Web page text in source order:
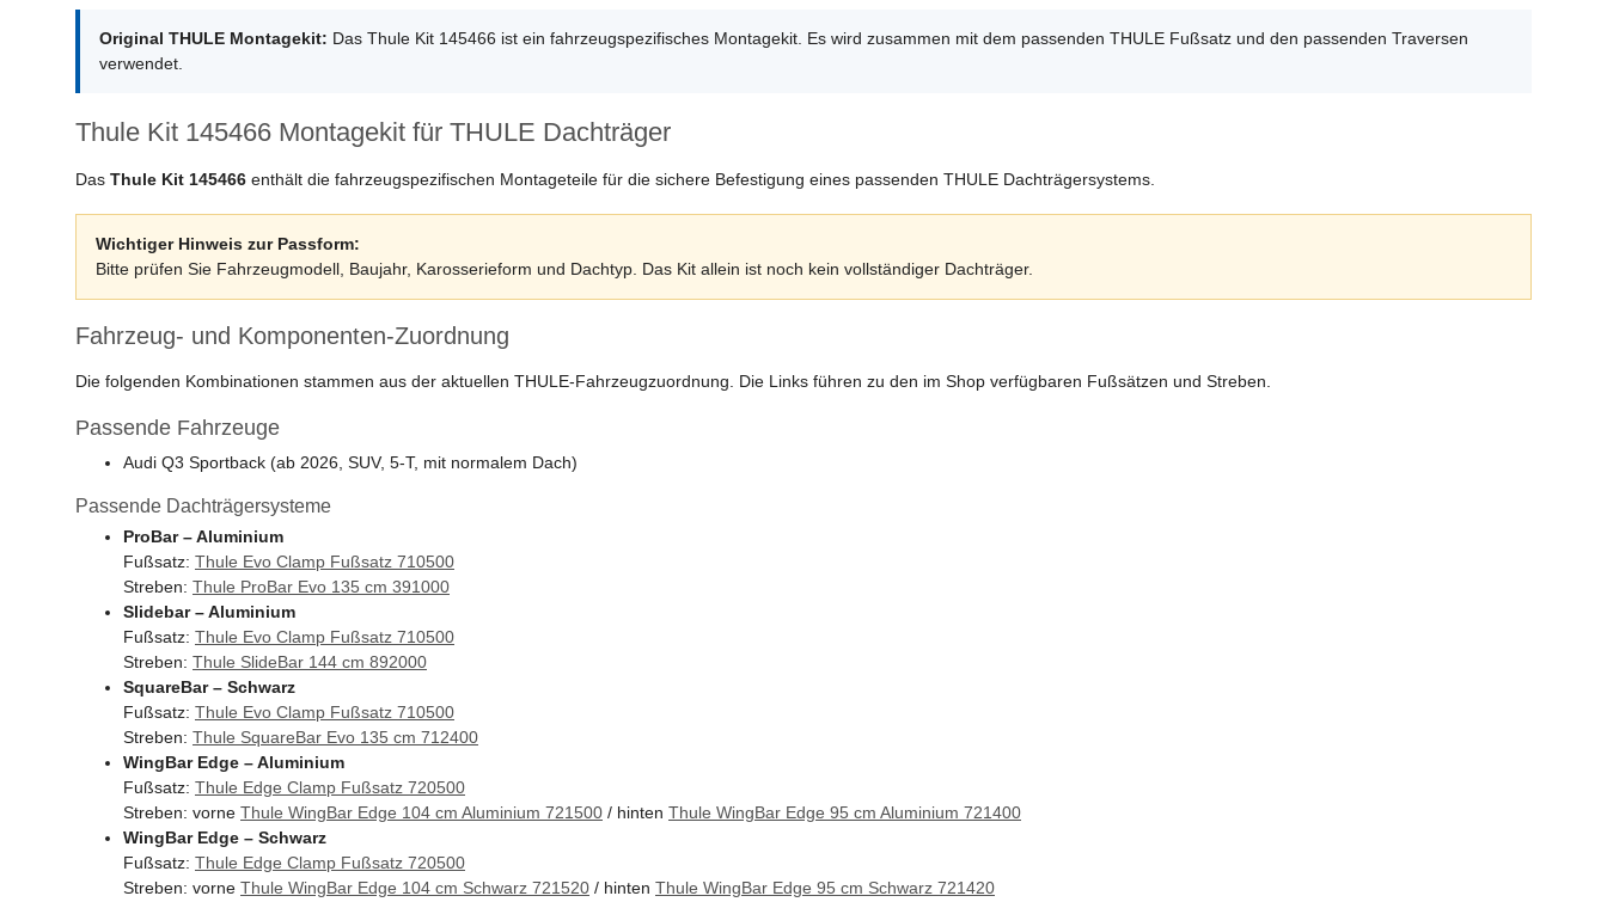
Original THULE Montagekit: Das Thule Kit 145466 ist ein fahrzeugspezifisches Montagekit. Es wird zusammen mit dem passenden THULE Fußsatz und den passenden Traversen
verwendet.
Thule Kit 145466 Montagekit für THULE Dachträger
Das Thule Kit 145466 enthält die fahrzeugspezifischen Montageteile für die sichere Befestigung eines passenden THULE Dachträgersystems.
Wichtiger Hinweis zur Passform:
Bitte prüfen Sie Fahrzeugmodell, Baujahr, Karosserieform und Dachtyp. Das Kit allein ist noch kein vollständiger Dachträger.
Fahrzeug- und Komponenten-Zuordnung
Die folgenden Kombinationen stammen aus der aktuellen THULE-Fahrzeugzuordnung. Die Links führen zu den im Shop verfügbaren Fußsätzen und Streben.
Passende Fahrzeuge
Audi Q3 Sportback (ab 2026, SUV, 5-T, mit normalem Dach)
Passende Dachträgersysteme
ProBar – Aluminium
Fußsatz: Thule Evo Clamp Fußsatz 710500
Streben: Thule ProBar Evo 135 cm 391000
Slidebar – Aluminium
Fußsatz: Thule Evo Clamp Fußsatz 710500
Streben: Thule SlideBar 144 cm 892000
SquareBar – Schwarz
Fußsatz: Thule Evo Clamp Fußsatz 710500
Streben: Thule SquareBar Evo 135 cm 712400
WingBar Edge – Aluminium
Fußsatz: Thule Edge Clamp Fußsatz 720500
Streben: vorne Thule WingBar Edge 104 cm Aluminium 721500 / hinten Thule WingBar Edge 95 cm Aluminium 721400
WingBar Edge – Schwarz
Fußsatz: Thule Edge Clamp Fußsatz 720500
Streben: vorne Thule WingBar Edge 104 cm Schwarz 721520 / hinten Thule WingBar Edge 95 cm Schwarz 721420